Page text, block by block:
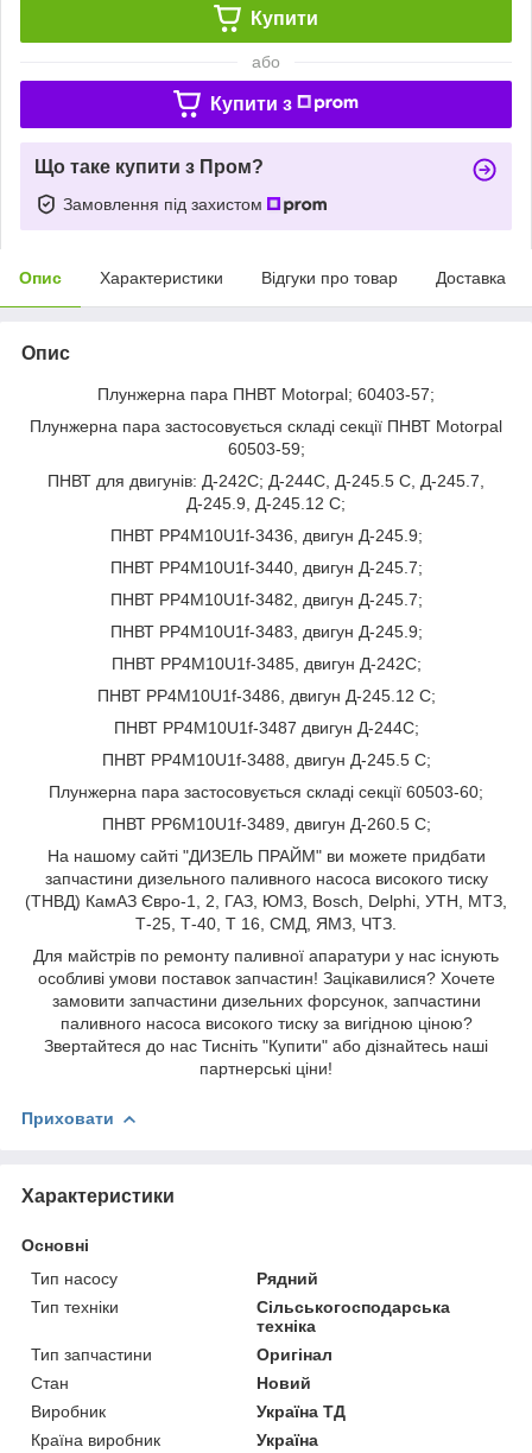
Купити
або
Купити з
Що таке купити з Пром?
Замовлення під захистом
Опис Характеристики Відгуки про товар Доставка
Опис
Плунжерна пара ПНВТ Motorpal; 60403-57;
Плунжерна пара застосовується складі секції ПНВТ Motorpal
60503-59;
ПНВТ для двигунів: Д-242C; Д-244C, Д-245.5 C, Д-245.7,
Д-245.9, Д-245.12 C;
ПНВТ PP4M10U1f-3436, двигун Д-245.9;
ПНВТ PP4M10U1f-3440, двигун Д-245.7;
ПНВТ PP4M10U1f-3482, двигун Д-245.7;
ПНВТ PP4M10U1f-3483, двигун Д-245.9;
ПНВТ PP4M10U1f-3485, двигун Д-242C;
ПНВТ PP4M10U1f-3486, двигун Д-245.12 C;
ПНВТ PP4M10U1f-3487 двигун Д-244C;
ПНВТ PP4M10U1f-3488, двигун Д-245.5 C;
Плунжерна пара застосовується складі секції 60503-60;
ПНВТ PP6M10U1f-3489, двигун Д-260.5 C;
На нашому сайті "ДИЗЕЛЬ ПРАЙМ" ви можете придбати
запчастини дизельного паливного насоса високого тиску
(ТНВД) КамАЗ Євро-1, 2, ГАЗ, ЮМЗ, Bosch, Delphi, УТН, МТЗ,
Т-25, Т-40, Т 16, СМД, ЯМЗ, ЧТЗ.
Для майстрів по ремонту паливної апаратури у нас існують
особливі умови поставок запчастин! Зацікавилися? Хочете
замовити запчастини дизельних форсунок, запчастини
паливного насоса високого тиску за вигідною ціною?
Звертайтеся до нас Тисніть "Купити" або дізнайтесь наші
партнерські ціни!
Приховати
Характеристики
Основні
Тип насосу
Рядний
Тип техніки
Сільськогосподарська
техніка
Тип запчастини
Оригінал
Стан
Новий
Виробник
Україна ТД
Країна виробник
Україна